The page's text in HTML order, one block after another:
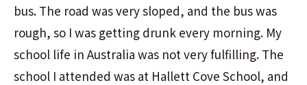
bus. The road was very sloped, and the bus was
rough, so I was getting drunk every morning. My
school life in Australia was not very fulfilling. The
school I attended was at Hallett Cove School, and